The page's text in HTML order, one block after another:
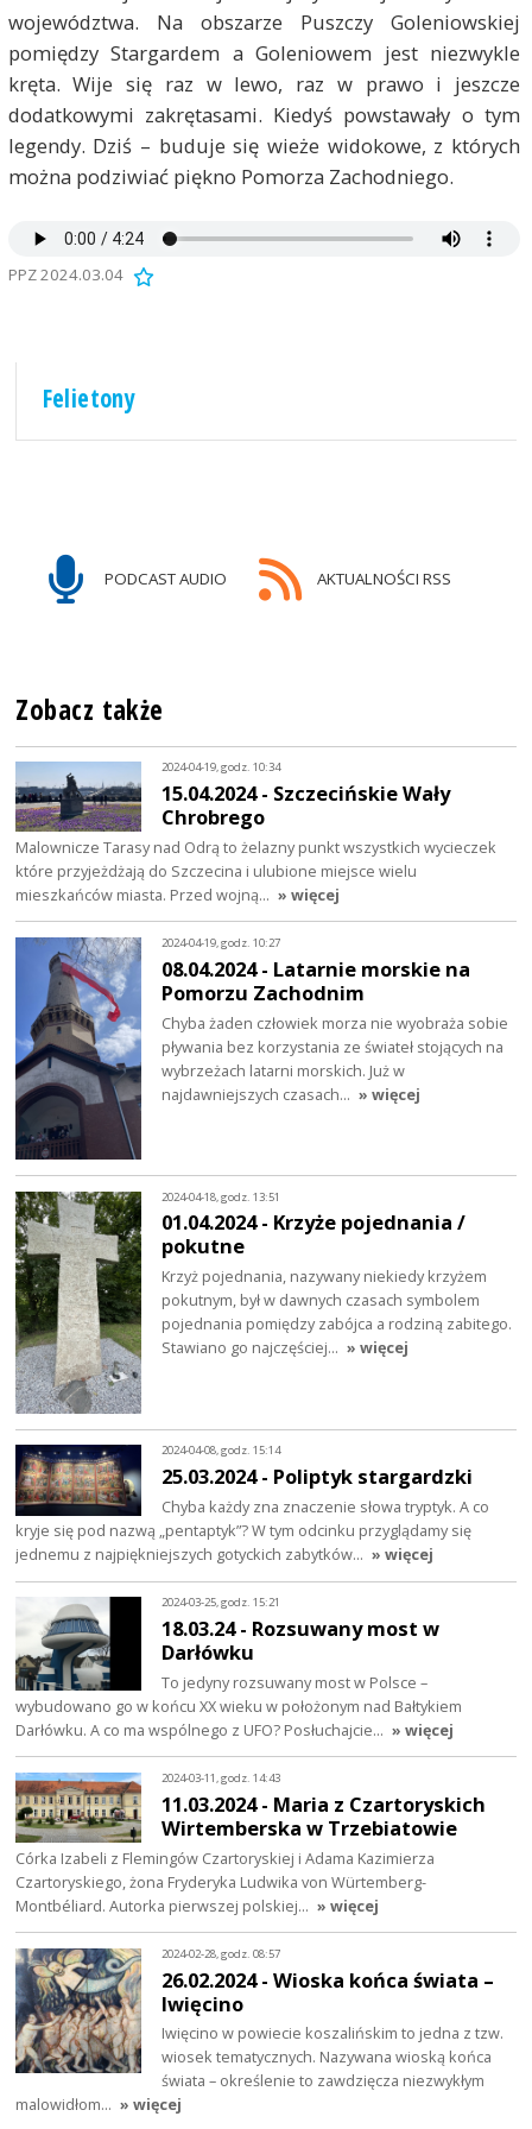
województwa. Na obszarze Puszczy Goleniowskiej
pomiędzy Stargardem a Goleniowem jest niezwykle
kręta. Wije się raz w lewo, raz w prawo i jeszcze
dodatkowymi zakrętasami. Kiedyś powstawały o tym
legendy. Dziś – buduje się wieże widokowe, z których
można podziwiać piękno Pomorza Zachodniego.
PPZ 2024.03.04
Felietony
PODCAST AUDIO AKTUALNOŚCI RSS
Zobacz także
2024-04-19, godz. 10:34
15.04.2024 - Szczecińskie Wały
Chrobrego
Malownicze Tarasy nad Odrą to żelazny punkt wszystkich wycieczek
które przyjeżdżają do Szczecina i ulubione miejsce wielu
mieszkańców miasta. Przed wojną… » więcej
2024-04-19, godz. 10:27
08.04.2024 - Latarnie morskie na
Pomorzu Zachodnim
Chyba żaden człowiek morza nie wyobraża sobie
pływania bez korzystania ze świateł stojących na
wybrzeżach latarni morskich. Już w
najdawniejszych czasach… » więcej
2024-04-18, godz. 13:51
01.04.2024 - Krzyże pojednania /
pokutne
Krzyż pojednania, nazywany niekiedy krzyżem
pokutnym, był w dawnych czasach symbolem
pojednania pomiędzy zabójca a rodziną zabitego.
Stawiano go najczęściej… » więcej
2024-04-08, godz. 15:14
25.03.2024 - Poliptyk stargardzki
Chyba każdy zna znaczenie słowa tryptyk. A co
kryje się pod nazwą „pentaptyk”? W tym odcinku przyglądamy się
jednemu z najpiękniejszych gotyckich zabytków… » więcej
2024-03-25, godz. 15:21
18.03.24 - Rozsuwany most w
Darłówku
To jedyny rozsuwany most w Polsce –
wybudowano go w końcu XX wieku w położonym nad Bałtykiem
Darłówku. A co ma wspólnego z UFO? Posłuchajcie… » więcej
2024-03-11, godz. 14:43
11.03.2024 - Maria z Czartoryskich
Wirtemberska w Trzebiatowie
Córka Izabeli z Flemingów Czartoryskiej i Adama Kazimierza
Czartoryskiego, żona Fryderyka Ludwika von Würtemberg-
Montbéliard. Autorka pierwszej polskiej… » więcej
2024-02-28, godz. 08:57
26.02.2024 - Wioska końca świata –
Iwięcino
Iwięcino w powiecie koszalińskim to jedna z tzw.
wiosek tematycznych. Nazywana wioską końca
świata – określenie to zawdzięcza niezwykłym
malowidłom… » więcej